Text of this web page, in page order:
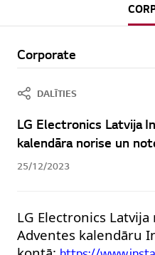
Corporate
DALĪTIES
LG Electronics Latvija
kalendāra norise un
25/12/2023
LG Electronics Latvija
Adventes kalendāru